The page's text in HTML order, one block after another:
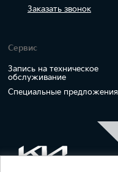
Заказать звонок
Сервис
Запись на техническое
обслуживание
Специальные предложения